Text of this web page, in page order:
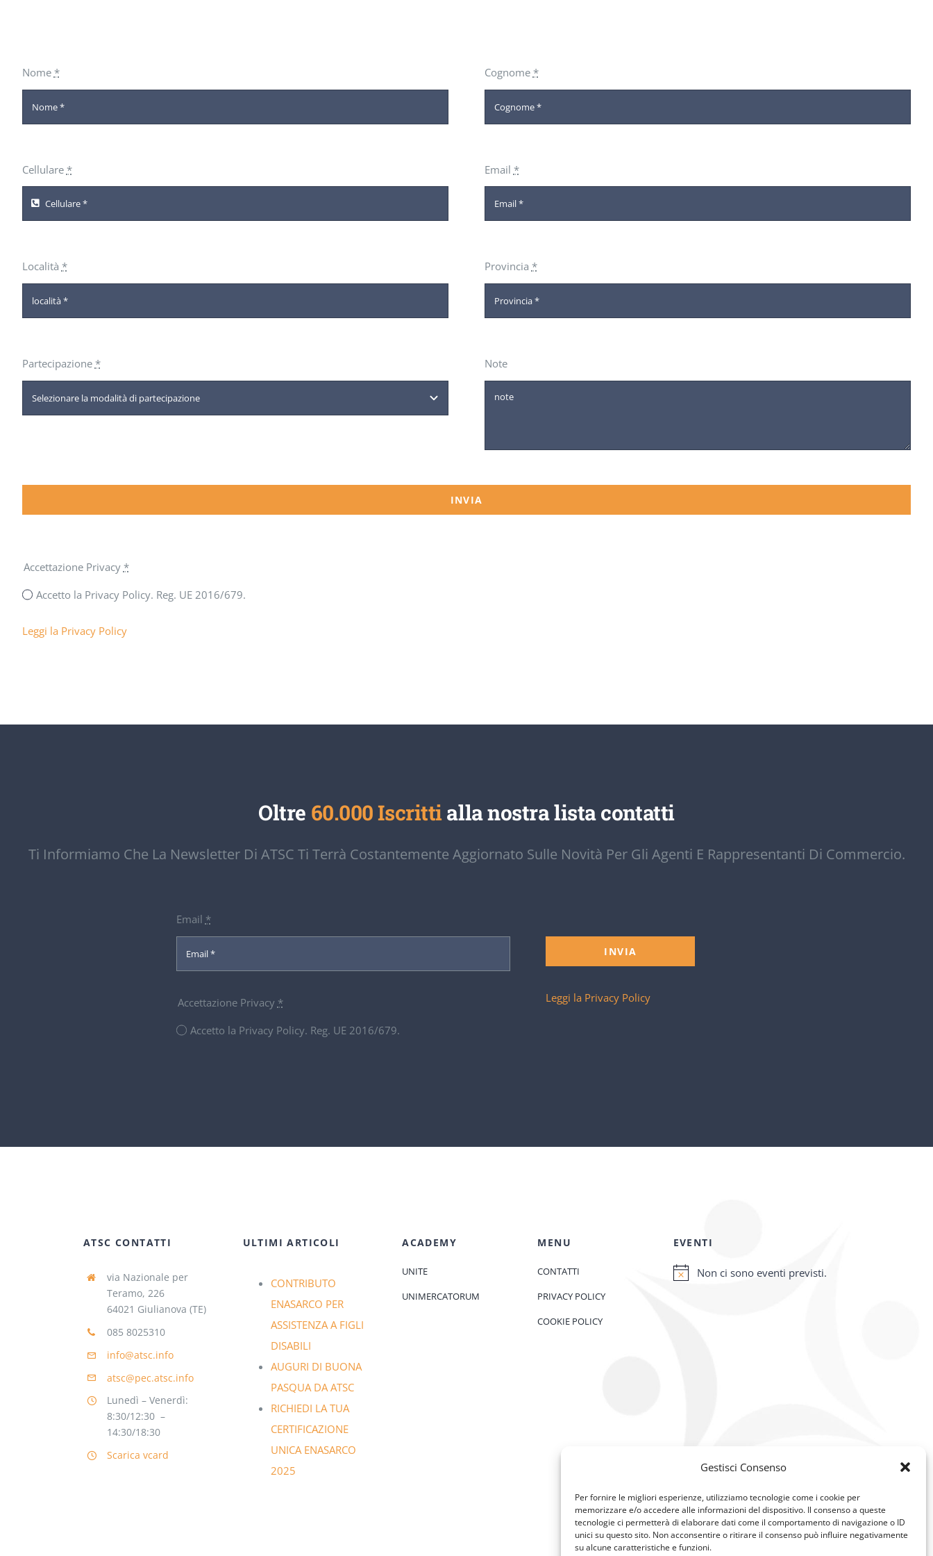
Gestisci Consenso
Per fornire le migliori esperienze, utilizziamo tecnologie come i cookie per
memorizzare e/o accedere alle informazioni del dispositivo. Il consenso a queste
tecnologie ci permetterà di elaborare dati come il comportamento di navigazione o ID
unici su questo sito. Non acconsentire o ritirare il consenso può influire negativamente
su alcune caratteristiche e funzioni.
Nome * Cognome *
Cellulare * Email *
Località * Provincia *
Partecipazione * Note
INVIA
Accettazione Privacy *
Accetto la Privacy Policy. Reg. UE 2016/679.
Leggi la Privacy Policy
Oltre 60.000 Iscrittialla nostra lista contatti
Ti Informiamo Che La Newsletter Di ATSC Ti Terrà Costantemente Aggiornato Sulle Novità Per Gli Agenti E Rappresentanti Di Commercio.
Email *
Accettazione Privacy *
Accetto la Privacy Policy. Reg. UE 2016/679.
INVIA
Leggi la Privacy Policy
ATSC CONTATTI
via Nazionale per
Teramo, 226
64021 Giulianova (TE)
085 8025310
info@atsc.info
atsc@pec.atsc.info
Lunedì – Venerdì:
8:30/12:30 –
14:30/18:30
Scarica vcard
ULTIMI ARTICOLI
CONTRIBUTO
ENASARCO PER
ASSISTENZA A FIGLI
DISABILI
AUGURI DI BUONA
PASQUA DA ATSC
RICHIEDI LA TUA
CERTIFICAZIONE
UNICA ENASARCO
2025
ACADEMY
UNITE
UNIMERCATORUM
MENU
CONTATTI
PRIVACY POLICY
COOKIE POLICY
EVENTI
Notice
Non ci sono eventi previsti.